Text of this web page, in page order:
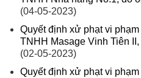
(04-05-2023)
Quyết định xử phạt vi
TNHH Masage Vinh Tiên
(02-05-2023)
Quyết định xử phạt vi